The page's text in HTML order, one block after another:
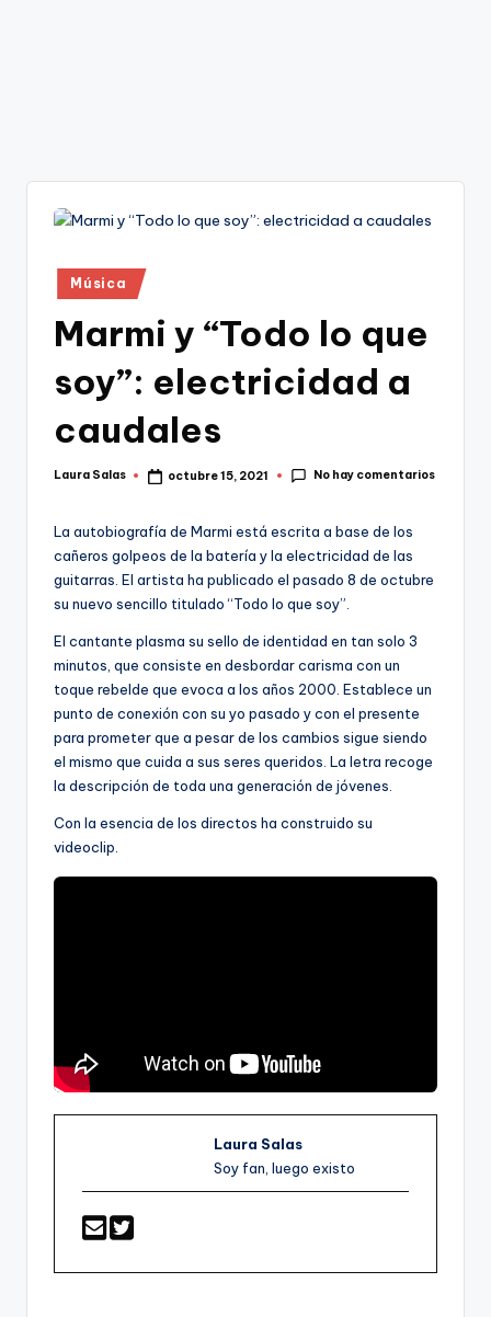
Publicado
en
Música
Marmi y “Todo lo que
soy”: electricidad a
caudales
Publicado
Laura Salas octubre 15, 2021 No hay comentarios
La autobiografía de Marmi está escrita a base de los
cañeros golpeos de la batería y la electricidad de las
guitarras. El artista ha publicado el pasado 8 de octubre
su nuevo sencillo titulado “Todo lo que soy”.
El cantante plasma su sello de identidad en tan solo 3
minutos, que consiste en desbordar carisma con un
toque rebelde que evoca a los años 2000. Establece un
punto de conexión con su yo pasado y con el presente
para prometer que a pesar de los cambios sigue siendo
el mismo que cuida a sus seres queridos. La letra recoge
la descripción de toda una generación de jóvenes.
Con la esencia de los directos ha construido su
videoclip.
Laura Salas
Soy fan, luego existo